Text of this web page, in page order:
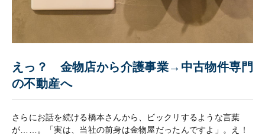
えっ？ 金物店から介護事業→中古物件専門
の不動産へ
さらにお話を続ける橋本さんから、ビックリするような言葉
が……。「実は、当社の前身は金物屋だったんですよ」。え！